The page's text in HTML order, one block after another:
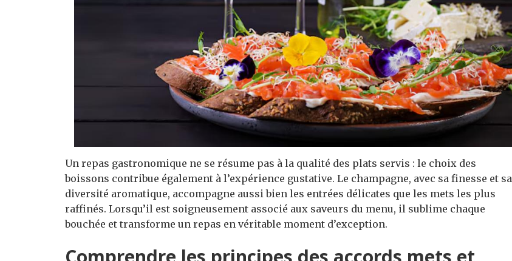
Un repas gastronomique ne se résume pas à la qualité des plats servis : le choix des
boissons contribue également à l’expérience gustative. Le champagne, avec sa finesse et sa
diversité aromatique, accompagne aussi bien les entrées délicates que les mets les plus
raffinés. Lorsqu’il est soigneusement associé aux saveurs du menu, il sublime chaque
bouchée et transforme un repas en véritable moment d’exception.